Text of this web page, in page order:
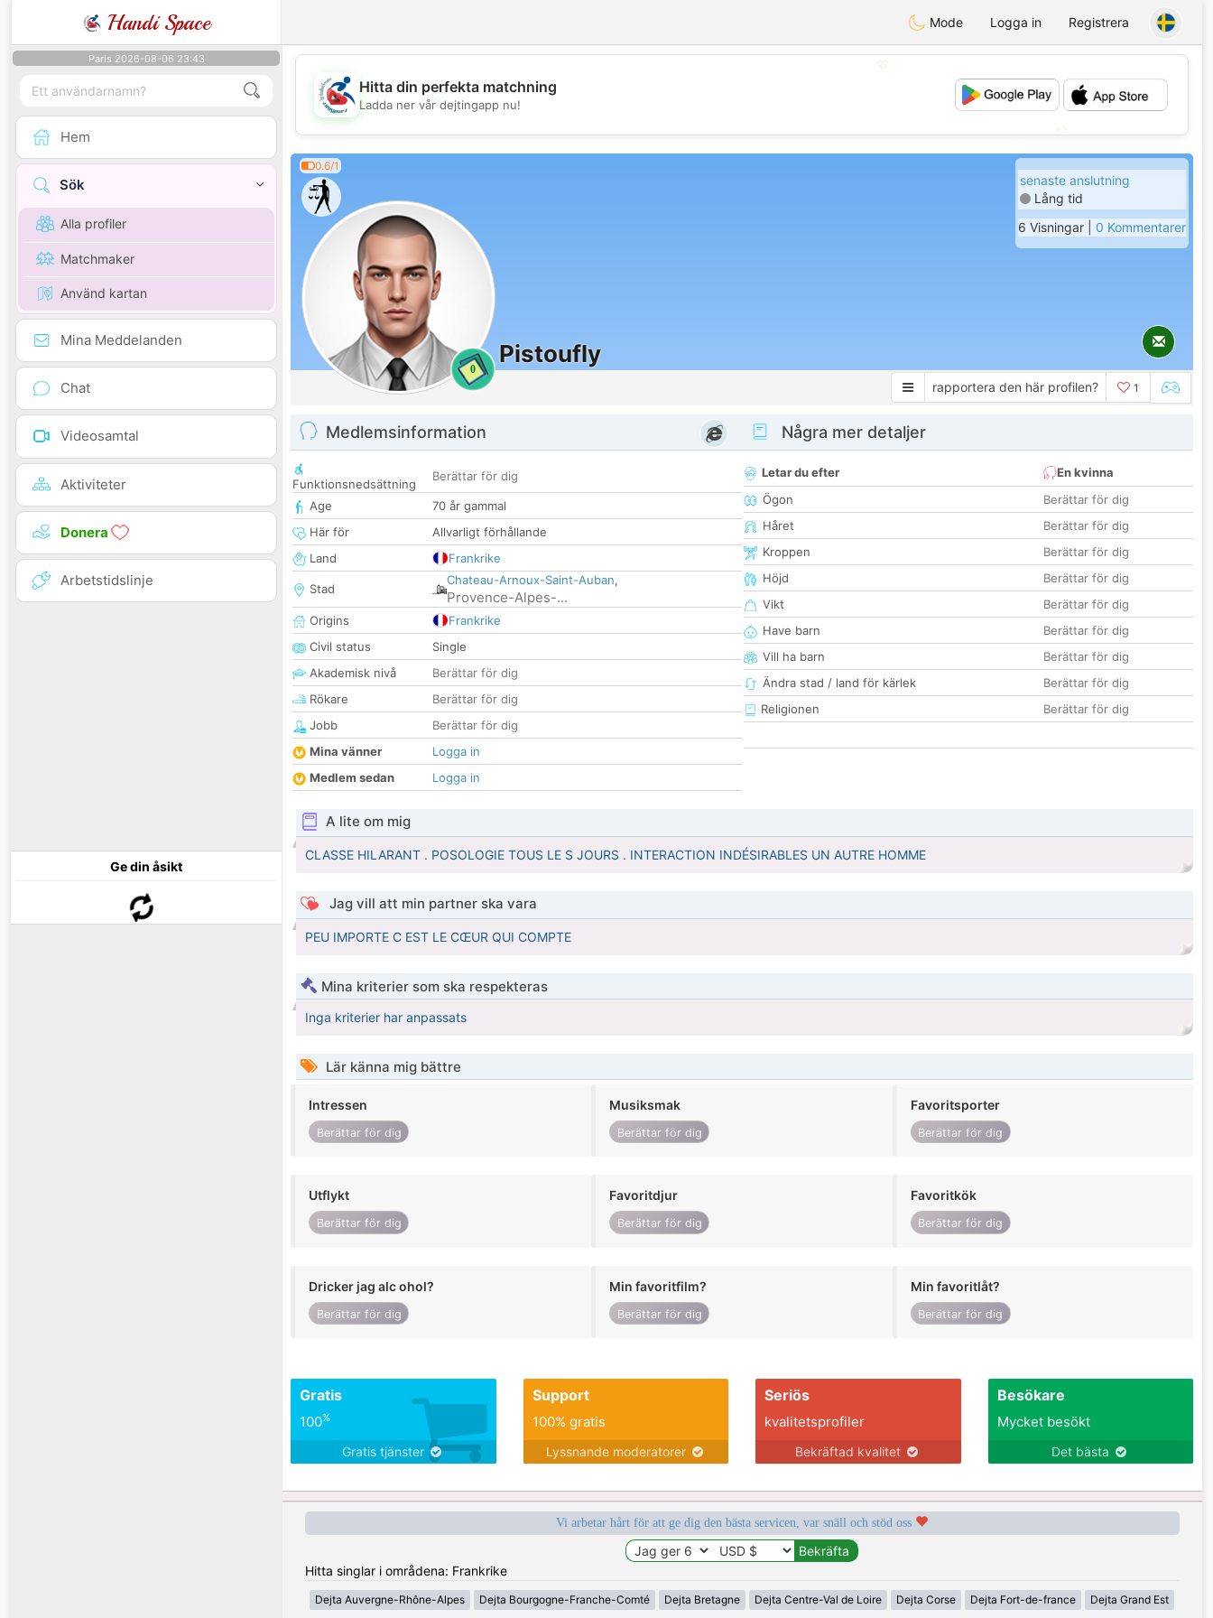
Handi Space Mode Logga in Registrera
Paris 2026-08-06 23:43
Hem
Sök
Alla profiler
Matchmaker
Använd kartan
Mina Meddelanden
Chat
Videosamtal
Aktiviteter
Donera
Arbetstidslinje
Ge din åsikt
💖
💕
Hitta din perfekta matchning
Ladda ner vår dejtingapp nu!
0.6/1
0
Pistoufly
senaste anslutning
Lång tid
6 Visningar | 0 Kommentarer
rapportera den här profilen? 1
Medlemsinformation
Funktionsnedsättning
Berättar för dig
Age
70 år gammal
Här för
Allvarligt förhållande
Land
Frankrike
Stad
Chateau-Arnoux-Saint-Auban,
Provence-Alpes-...
Origins
Frankrike
Civil status
Single
Akademisk nivå
Berättar för dig
Rökare
Berättar för dig
Jobb
Berättar för dig
Mina vänner
Logga in
Medlem sedan
Logga in
Några mer detaljer
Letar du efter
En kvinna
Ögon
Berättar för dig
Håret
Berättar för dig
Kroppen
Berättar för dig
Höjd
Berättar för dig
Vikt
Berättar för dig
Have barn
Berättar för dig
Vill ha barn
Berättar för dig
Ändra stad / land för kärlek
Berättar för dig
Religionen
Berättar för dig
A lite om mig
CLASSE HILARANT . POSOLOGIE TOUS LE S JOURS . INTERACTION INDÉSIRABLES UN AUTRE HOMME
Jag vill att min partner ska vara
PEU IMPORTE C EST LE CŒUR QUI COMPTE
Mina kriterier som ska respekteras
Inga kriterier har anpassats
Lär känna mig bättre
Intressen
Berättar för dig
Musiksmak
Berättar för dig
Favoritsporter
Berättar för dig
Utflykt
Berättar för dig
Favoritdjur
Berättar för dig
Favoritkök
Berättar för dig
Dricker jag alc ohol?
Berättar för dig
Min favoritfilm?
Berättar för dig
Min favoritlåt?
Berättar för dig
Gratis
100%
Gratis tjänster
Support
100% gratis
Lyssnande moderatorer
Seriös
kvalitetsprofiler
Bekräftad kvalitet
Besökare
Mycket besökt
Det bästa
Vi arbetar hårt för att ge dig den bästa servicen, var snäll och stöd oss
Hitta singlar i områdena: Frankrike
Dejta Auvergne-Rhône-Alpes Dejta Bourgogne-Franche-Comté Dejta Bretagne Dejta Centre-Val de Loire Dejta Corse Dejta Fort-de-france Dejta Grand Est